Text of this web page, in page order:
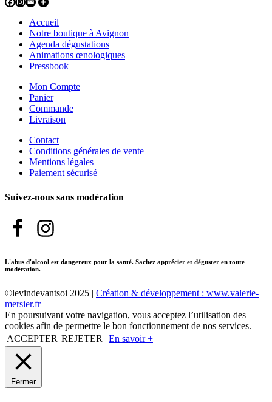
Accueil
Notre boutique à Avignon
Agenda dégustations
Animations œnologiques
Pressbook
Mon Compte
Panier
Commande
Livraison
Contact
Conditions générales de vente
Mentions légales
Paiement sécurisé
Suivez-nous sans modération
L'abus d'alcool est dangereux pour la santé. Sachez apprécier et déguster en toute
modération.
©levindevantsoi 2025 | Création & développement : www.valerie-
mersier.fr
En poursuivant votre navigation, vous acceptez l’utilisation des
cookies afin de permettre le bon fonctionnement de nos services.
ACCEPTER REJETER En savoir +
Fermer